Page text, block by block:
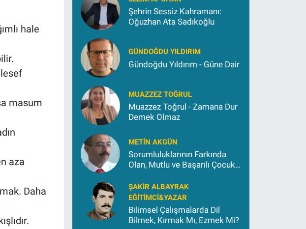
hale
masum
aza
Daha
Şehrin Sessiz Kahramanı:
Oğuzhan Ata Sadıkoğlu
GÜNDOĞDU YILDIRIM
Gündoğdu Yıldırım - Güne Dair
MUAZZEZ TOĞRUL
Muazzez Toğrul - Zamana Dur
Demek Olmaz
METIN AKGÜN
Sorumluluklarının Farkında
Olan, Mutlu ve Başarılı Çocuk
ŞAKIR ALBAYRAK
EĞITIMCI&YAZAR
Bilimsel Çalışmalarda Dil
Bilmek, Kırmak Mı, Ezmek Mi?